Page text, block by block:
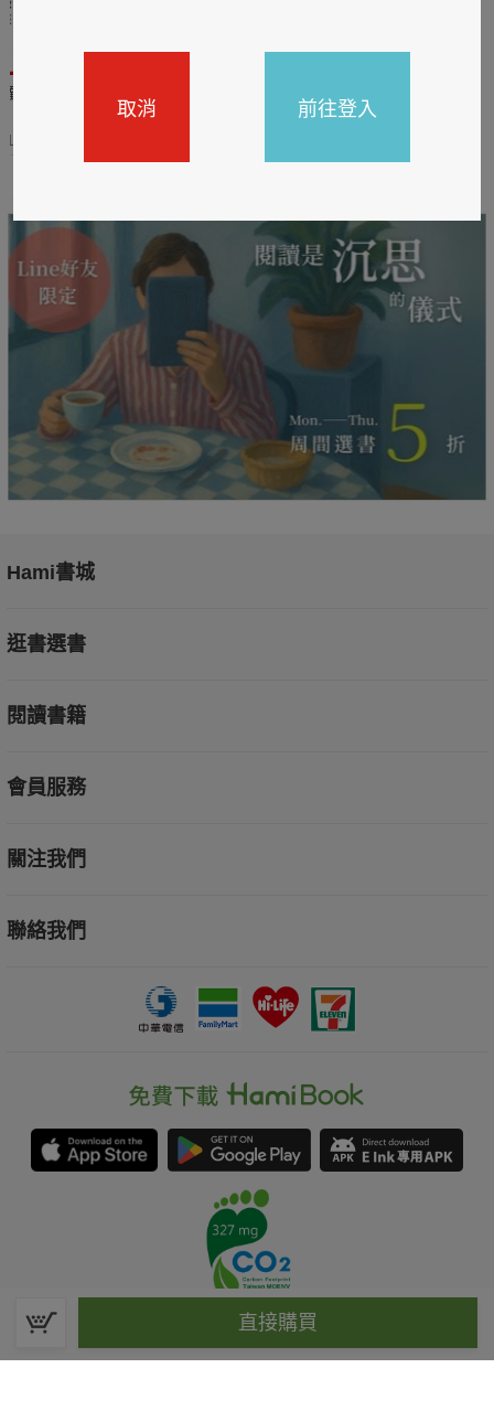
年
套5折
直接購買
取消 前往登入
Hami書城
逛書選書
閱讀書籍
會員服務
關注我們
聯絡我們
春水堂科技娛樂股份有限公司(統一編號：70476915)